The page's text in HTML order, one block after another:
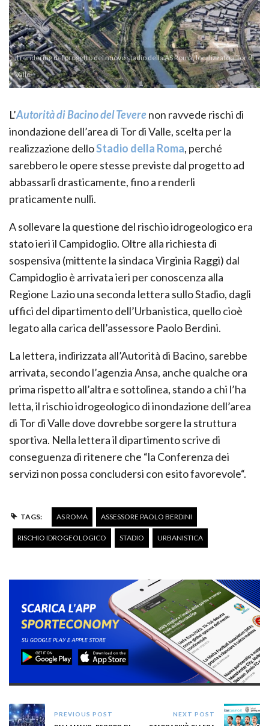
il rendering del progetto del nuovo stadio della AS Roma, localizzato a Tor di
Valle
L’Autorità di Bacino del Teverenon ravvede rischi di
inondazione dell’area di Tor di Valle, scelta per la
realizzazione delloStadio della Roma, perché
sarebbero le opere stesse previste dal progetto ad
abbassarli drasticamente, fino a renderli
praticamente nulli.
A sollevare la questione del rischio idrogeologico era
stato ieri il Campidoglio. Oltre alla richiesta di
sospensiva (mittente la sindaca Virginia Raggi) dal
Campidoglio è arrivata ieri per conoscenza alla
Regione Lazio una seconda lettera sullo Stadio, dagli
uffici del dipartimento dell’Urbanistica, quello cioè
legato alla carica dell’assessore Paolo Berdini.
La lettera, indirizzata all’Autorità di Bacino, sarebbe
arrivata, secondo l’agenzia Ansa, anche qualche ora
prima rispetto all’altra e sottolinea, stando a chi l’ha
letta, il rischio idrogeologico di inondazione dell’area
di Tor di Valle dove dovrebbe sorgere la struttura
sportiva. Nella lettera il dipartimento scrive di
conseguenza di ritenere che “la Conferenza dei
servizi non possa concludersi con esito favorevole“.
TAGS: AS ROMA ASSESSORE PAOLO BERDINI
RISCHIO IDROGEOLOGICO STADIO URBANISTICA
PREVIOUS POST NEXT POST